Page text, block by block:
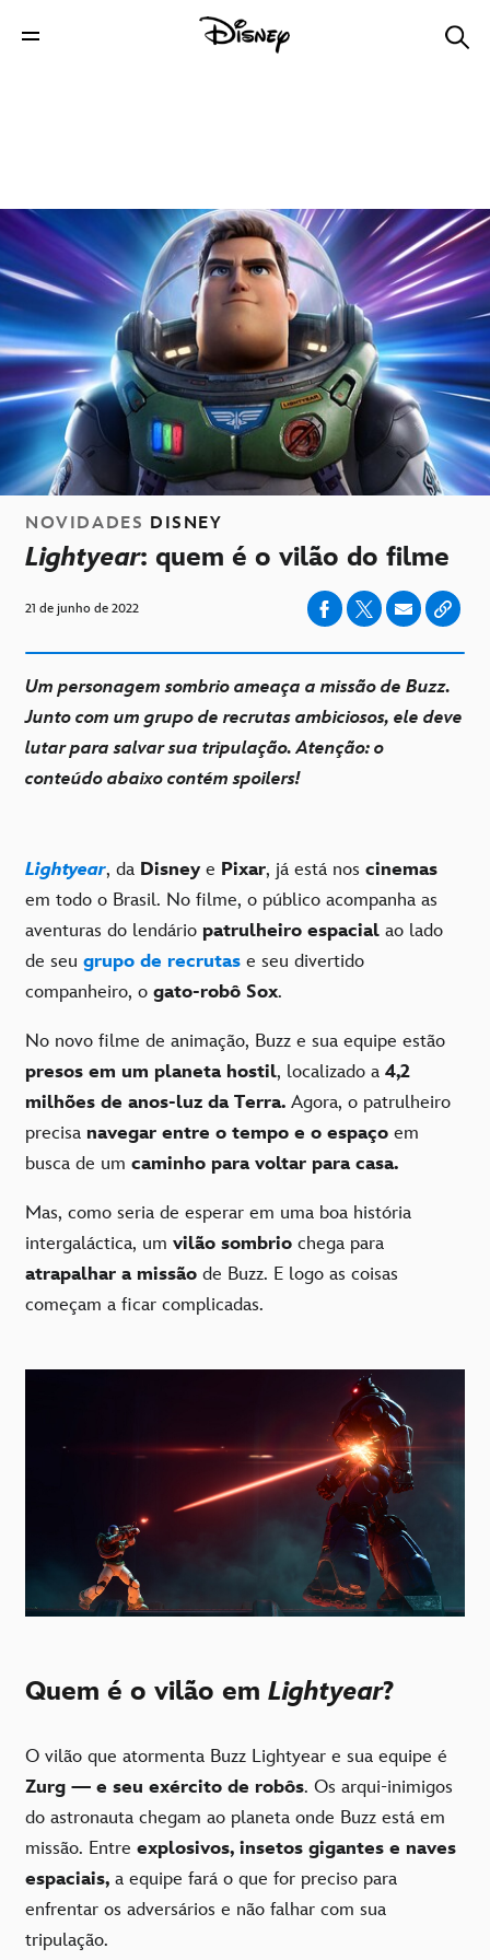
NOVIDADES DISNEY
Lightyear: quem é o vilão do filme
21 de junho de 2022
Um personagem sombrio ameaça a missão de Buzz.
Junto com um grupo de recrutas ambiciosos, ele deve
lutar para salvar sua tripulação. Atenção: o
conteúdo abaixo contém spoilers!
Lightyear, da Disney e Pixar, já está nos cinemas
em todo o Brasil. No filme, o público acompanha as
aventuras do lendário patrulheiro espacial ao lado
de seu grupo de recrutas e seu divertido
companheiro, o gato-robô Sox.
No novo filme de animação, Buzz e sua equipe estão
presos em um planeta hostil, localizado a 4,2
milhões de anos-luz da Terra. Agora, o patrulheiro
precisa navegar entre o tempo e o espaço em
busca de um caminho para voltar para casa.
Mas, como seria de esperar em uma boa história
intergaláctica, um vilão sombrio chega para
atrapalhar a missão de Buzz. E logo as coisas
começam a ficar complicadas.
Quem é o vilão em Lightyear?
O vilão que atormenta Buzz Lightyear e sua equipe é
Zurg — e seu exército de robôs. Os arqui-inimigos
do astronauta chegam ao planeta onde Buzz está em
missão. Entre explosivos, insetos gigantes e naves
espaciais, a equipe fará o que for preciso para
enfrentar os adversários e não falhar com sua
tripulação.